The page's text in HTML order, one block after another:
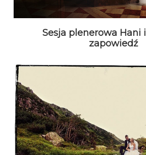
Sesja plenerowa Hani
zapowiedź